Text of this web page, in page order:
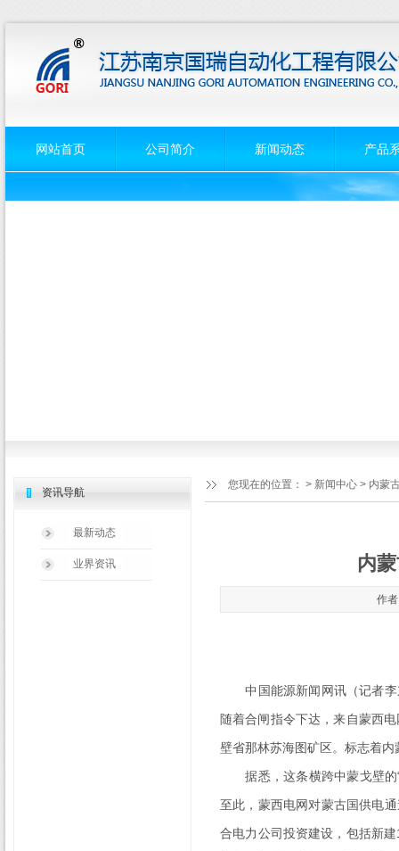
网站首页 公司简介 新闻动态 产品
您现在的位置： > 新闻中心 > 内蒙
资讯导航
最新动态
业界资讯 内
作
中国能源新闻网讯（记者李
随着合闸指令下达，来自蒙西
壁省那林苏海图矿区。标志着内
据悉，这条横跨中蒙戈壁的“
至此，蒙西电网对蒙古国供电
合电力公司投资建设，包括新建